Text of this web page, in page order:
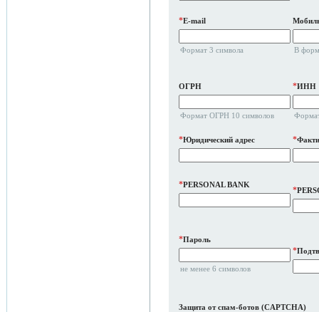
*E-mail
Формат 3 символа В
ОГРН
Формат ОГРН 10 символов
*ИНН
*Юридический адрес *
*PERSONAL BANK
*
*Пароль
не менее 6 символов
*
Защита от спам-ботов (CAPTCHA)